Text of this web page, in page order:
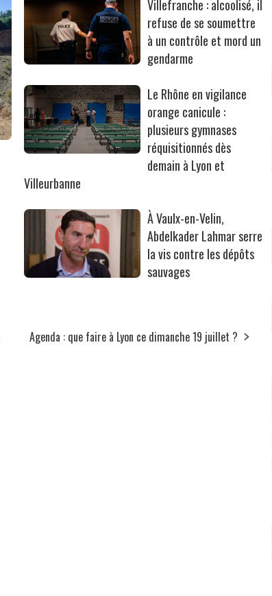
Villefranche : alcoolisé, il
refuse de se soumettre
à un contrôle et mord un
gendarme
Le Rhône en vigilance
orange canicule :
plusieurs gymnases
réquisitionnés dès
demain à Lyon et
Villeurbanne
À Vaulx-en-Velin,
Abdelkader Lahmar serre
la vis contre les dépôts
sauvages
Agenda : que faire à Lyon ce dimanche 19 juillet ?